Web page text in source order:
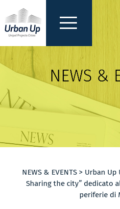
NEWS & EVENTS > Urban
Sharing the city” dedicato
periferie di